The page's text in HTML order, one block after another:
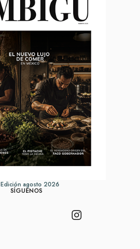
Edición agosto 2026
SÍGUENOS